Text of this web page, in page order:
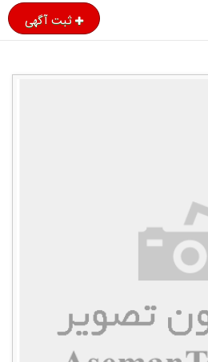
ثبت آگهی